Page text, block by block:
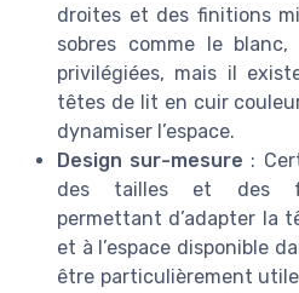
droites et des finitions
sobres comme le
privilégiées, mais il
têtes de lit en cuir
dynamiser l’espace.
Design sur-mesure :
des tailles et des
permettant d’adapter la
et à l’espace disponible
être particulièrement